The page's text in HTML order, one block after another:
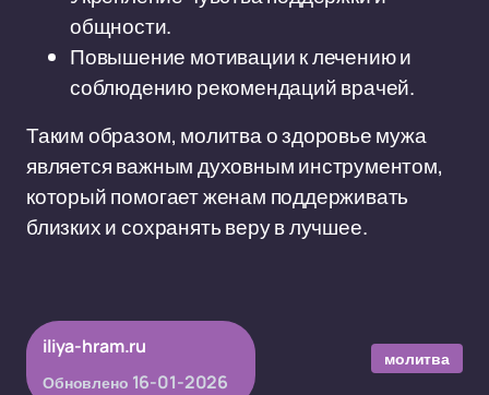
общности.
Повышение мотивации к лечению и
соблюдению рекомендаций врачей.
Таким образом, молитва о здоровье мужа
является важным духовным инструментом,
который помогает женам поддерживать
близких и сохранять веру в лучшее.
iliya-hram.ru
Обновлено 16-01-2026
молитва